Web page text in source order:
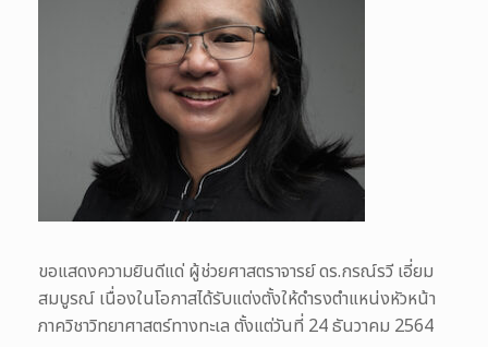
ขอแสดงความยินดีแด่ ผู้ช่วยศาสตราจารย์ ดร.กรณ์รวี เอี่ยม
สมบูรณ์ เนื่องในโอกาสได้รับแต่งตั้งให้ดำรงตำแหน่งหัวหน้า
ภาควิชาวิทยาศาสตร์ทางทะเล ตั้งแต่วันที่ 24 ธันวาคม 2564